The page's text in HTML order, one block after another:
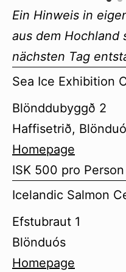
Ein Hinweis in
aus dem Hochland
nächsten Tag
Sea Ice Exhibition
Blönddubyggð 2
Haffisetrið,
Homepage
ISK 500 pro Person
Icelandic Salmon
Efstubraut 1
Blönduós
Homepage